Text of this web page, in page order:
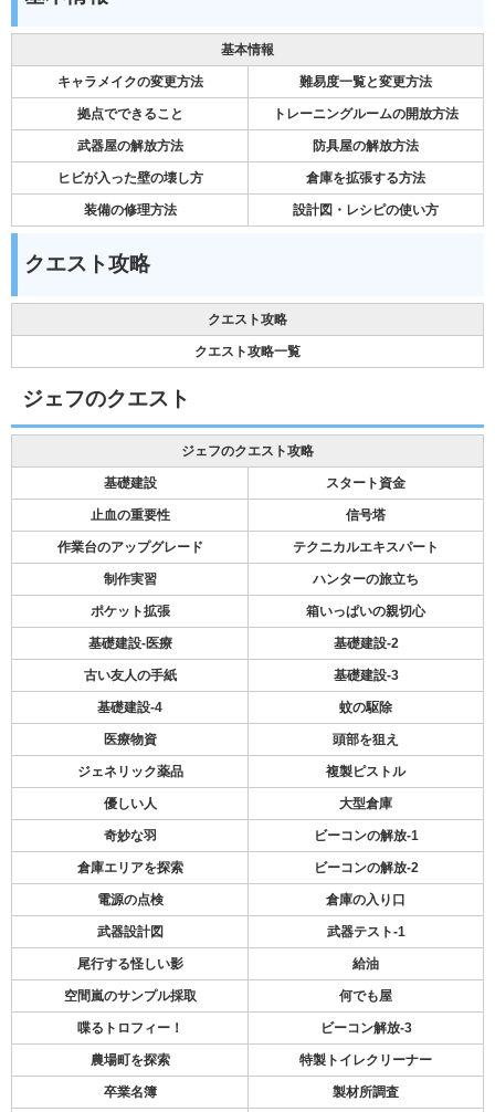
基本情報
キャラメイクの変更方法 難易度一覧と変更方法
拠点でできること トレーニングルームの開放方法
武器屋の解放方法 防具屋の解放方法
ヒビが入った壁の壊し方 倉庫を拡張する方法
装備の修理方法 設計図・レシピの使い方
クエスト攻略
クエスト攻略
クエスト攻略一覧
ジェフのクエスト
ジェフのクエスト攻略
基礎建設 スタート資金
止血の重要性 信号塔
作業台のアップグレード テクニカルエキスパート
制作実習 ハンターの旅立ち
ポケット拡張 箱いっぱいの親切心
基礎建設-医療 基礎建設-2
古い友人の手紙 基礎建設-3
基礎建設-4 蚊の駆除
医療物資 頭部を狙え
ジェネリック薬品 複製ピストル
優しい人 大型倉庫
奇妙な羽 ビーコンの解放-1
倉庫エリアを探索 ビーコンの解放-2
電源の点検 倉庫の入り口
武器設計図 武器テスト-1
尾行する怪しい影 給油
空間嵐のサンプル採取 何でも屋
喋るトロフィー！ ビーコン解放-3
農場町を探索 特製トイレクリーナー
卒業名簿 製材所調査